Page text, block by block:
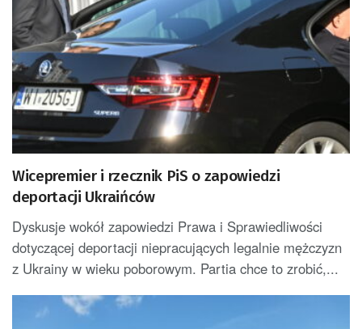
Wicepremier i rzecznik PiS o zapowiedzi
deportacji Ukraińców
Dyskusje wokół zapowiedzi Prawa i Sprawiedliwości
dotyczącej deportacji niepracujących legalnie mężczyzn
z Ukrainy w wieku poborowym. Partia chce to zrobić,...